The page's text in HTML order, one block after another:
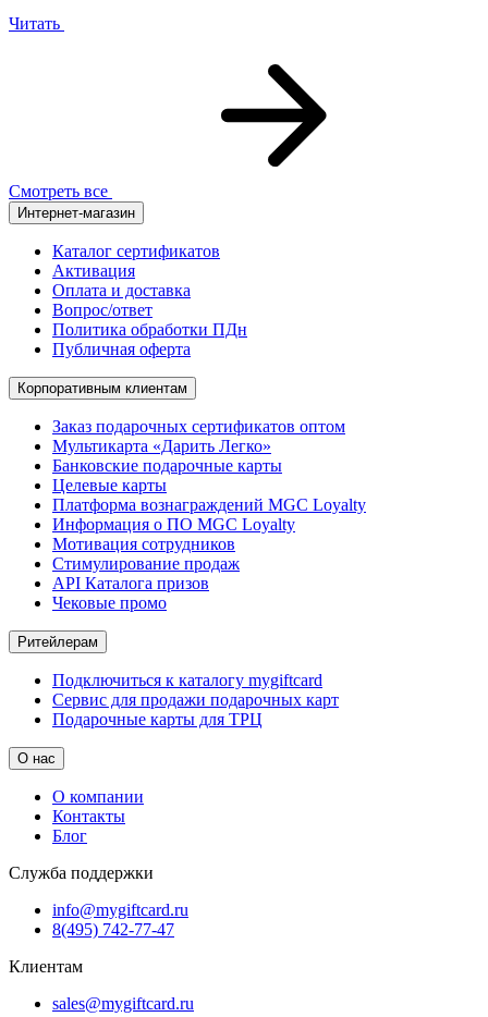
Читать
Смотреть все
Интернет-магазин
Каталог сертификатов
Активация
Оплата и доставка
Вопрос/ответ
Политика обработки ПДн
Публичная оферта
Корпоративным клиентам
Заказ подарочных сертификатов оптом
Мультикарта «Дарить Легко»
Банковские подарочные карты
Целевые карты
Платформа вознаграждений MGC Loyalty
Информация о ПО MGC Loyalty
Мотивация сотрудников
Стимулирование продаж
API Каталога призов
Чековые промо
Ритейлерам
Подключиться к каталогу mygiftcard
Сервис для продажи подарочных карт
Подарочные карты для ТРЦ
О нас
О компании
Контакты
Блог
Служба поддержки
info@mygiftcard.ru
8(495) 742-77-47
Клиентам
sales@mygiftcard.ru